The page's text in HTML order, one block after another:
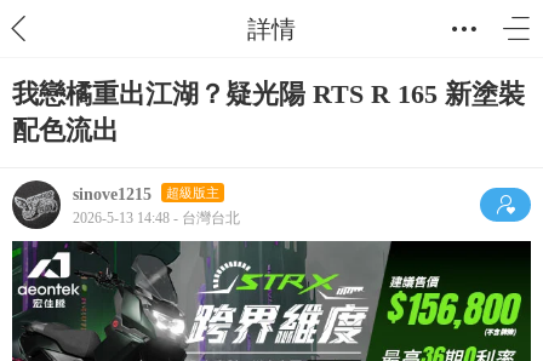
詳情
我戀橘重出江湖？疑光陽 RTS R 165 新塗裝
配色流出
sinove1215 超級版主
2026-5-13 14:48 - 台灣台北